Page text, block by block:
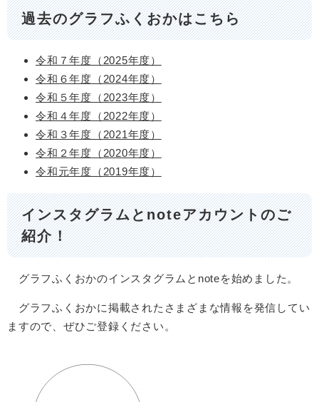
過去のグラフふくおかはこちら
令和７年度（2025年度）
令和６年度（2024年度）
令和５年度（2023年度）
令和４年度（2022年度）
令和３年度（2021年度）
令和２年度（2020年度）
令和元年度（2019年度）
インスタグラムとnoteアカウントのご
紹介！
グラフふくおかのインスタグラムとnoteを始めました。
グラフふくおかに掲載されたさまざまな情報を発信してい
ますので、ぜひご登録ください。